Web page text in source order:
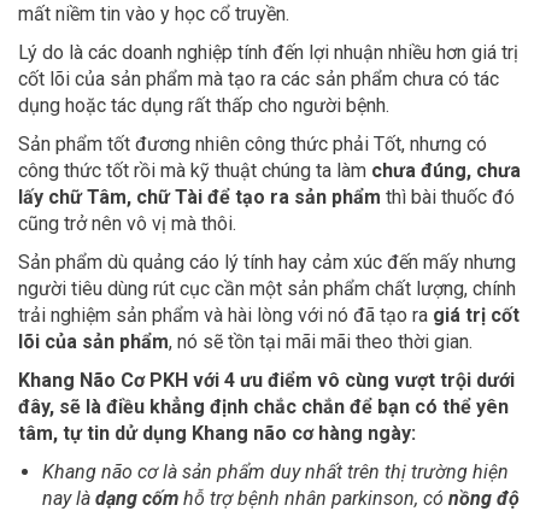
mất niềm tin vào y học cổ truyền.
Lý do là các doanh nghiệp tính đến lợi nhuận nhiều hơn giá trị
cốt lõi của sản phẩm mà tạo ra các sản phẩm chưa có tác
dụng hoặc tác dụng rất thấp cho người bệnh.
Sản phẩm tốt đương nhiên công thức phải Tốt, nhưng có
công thức tốt rồi mà kỹ thuật chúng ta làm chưa đúng, chưa
lấy chữ Tâm, chữ Tài để tạo ra sản phẩm thì bài thuốc đó
cũng trở nên vô vị mà thôi.
Sản phẩm dù quảng cáo lý tính hay cảm xúc đến mấy nhưng
người tiêu dùng rút cục cần một sản phẩm chất lượng, chính
trải nghiệm sản phẩm và hài lòng với nó đã tạo ra giá trị cốt
lõi của sản phẩm, nó sẽ tồn tại mãi mãi theo thời gian.
Khang Não Cơ PKH với 4 ưu điểm vô cùng vượt trội dưới
đây, sẽ là điều khẳng định chắc chắn để bạn có thể yên
tâm, tự tin dử dụng Khang não cơ hàng ngày:
Khang não cơ là sản phẩm duy nhất trên thị trường hiện
nay là dạng cốm hỗ trợ bệnh nhân parkinson, có nồng độ